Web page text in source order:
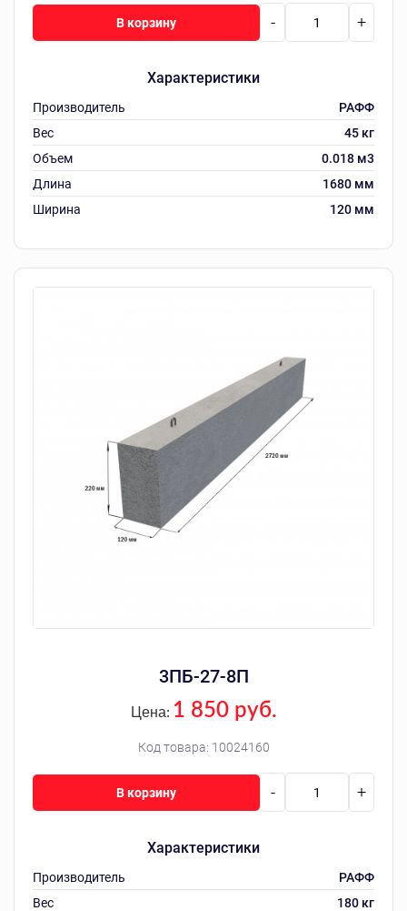
Характеристики
Производитель
РАФФ
Вес
45 кг
Объем
0.018 м3
Длина
1680 мм
Ширина
120 мм
- +
В корзину
3ПБ-27-8П
Код товара: 10024160
Цена: 1 850 руб.
Характеристики
Производитель
РАФФ
Вес
180 кг
- +
В корзину